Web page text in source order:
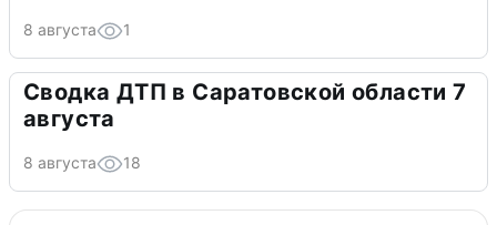
8 августа 1
Сводка ДТП в Саратовской области 7
августа
8 августа 18